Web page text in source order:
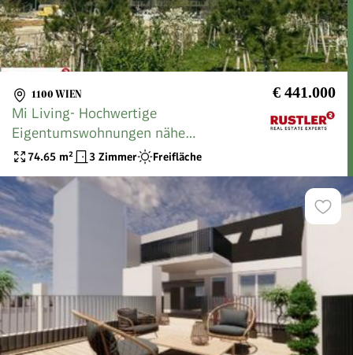
1100 WIEN € 441.000
Mi Living- Hochwertige
Eigentumswohnungen nähe
Hauptbahnhof
74.65 m² 3 Zimmer Freifläche